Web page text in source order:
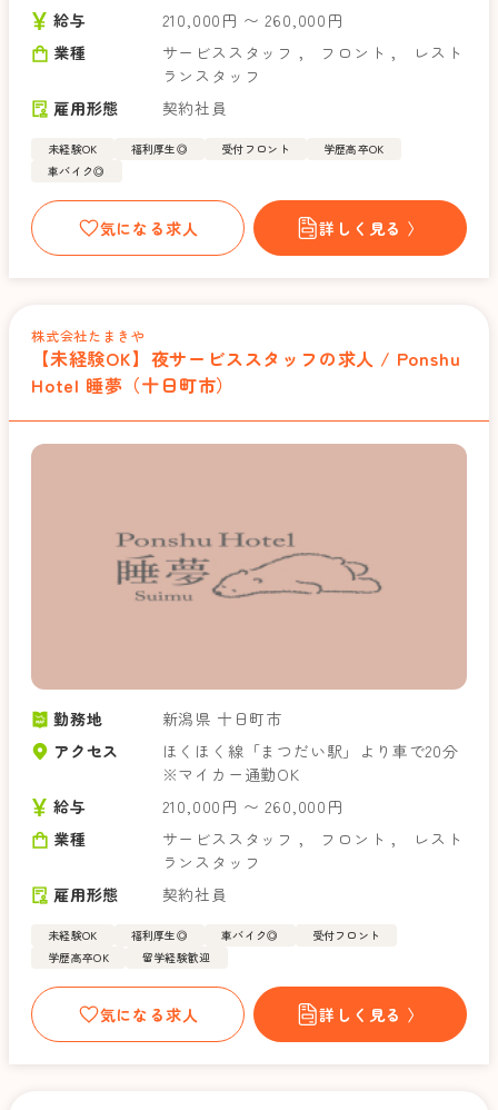
給与
210,000円 〜 260,000円
業種
サービススタッフ ， フロント，
レスト
ランスタッフ
雇用形態
契約社員
未経験OK 福利厚生◎ 受付フロント
学歴高卒OK
車バイク◎
気になる求人 詳しく見る 〉
株式会社たまきや
【未経験OK】夜サービススタッフの求人 / Ponshu
Hotel 睡夢（十日町市）
勤務地
新潟県 十日町市
アクセス
ほくほく線「まつだい駅」より車で20分
※マイカー通勤OK
給与
210,000円 〜 260,000円
業種
サービススタッフ ， フロント，
レスト
ランスタッフ
雇用形態
契約社員
未経験OK 福利厚生◎ 車バイク◎
受付フロント
学歴高卒OK
留学経験歓迎
気になる求人 詳しく見る 〉